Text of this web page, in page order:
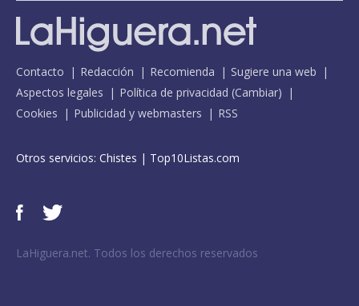
Contacto Redacción Recomienda
Sugiere una web
Aspectos legales
Política de privacidad (Cambiar)
Cookies
Publicidad y webmasters RSS
Otros servicios: Chistes | Top10Listas.com
LaHiguera.net. Todos los derechos reservados